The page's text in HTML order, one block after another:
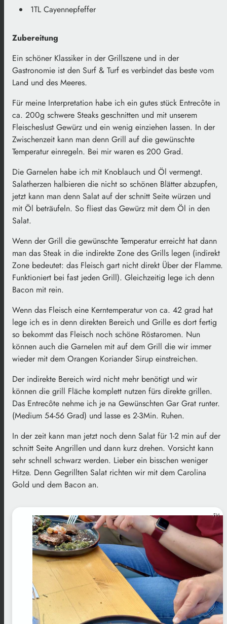
1TL Cayennepfeffer
Zubereitung
Ein schöner Klassiker in der Grillszene und in der
Gastronomie ist den Surf & Turf es verbindet das beste vom
Land und des Meeres.
Für meine Interpretation habe ich ein gutes stück Entrecôte in
ca. 200g schwere Steaks geschnitten und mit unserem
Fleischeslust Gewürz und ein wenig einziehen lassen. In der
Zwischenzeit kann man denn Grill auf die gewünschte
Temperatur einregeln. Bei mir waren es 200 Grad.
Die Garnelen habe ich mit Knoblauch und Öl vermengt.
Salatherzen halbieren die nicht so schönen Blätter abzupfen,
jetzt kann man denn Salat auf der schnitt Seite würzen und
mit Öl beträufeln. So fliest das Gewürz mit dem Öl in den
Salat.
Wenn der Grill die gewünschte Temperatur erreicht hat dann
man das Steak in die indirekte Zone des Grills legen (indirekt
Zone bedeutet: das Fleisch gart nicht direkt Über der Flamme.
Funktioniert bei fast jeden Grill). Gleichzeitig lege ich denn
Bacon mit rein.
Wenn das Fleisch eine Kerntemperatur von ca. 42 grad hat
lege ich es in denn direkten Bereich und Grille es dort fertig
so bekommt das Fleisch noch schöne Röstaromen. Nun
können auch die Garnelen mit auf dem Grill die wir immer
wieder mit dem Orangen Koriander Sirup einstreichen.
Der indirekte Bereich wird nicht mehr benötigt und wir
können die grill Fläche komplett nutzen fürs direkte grillen.
Das Entrecôte nehme ich je na Gewünschten Gar Grat runter.
(Medium 54-56 Grad) und lasse es 2-3Min. Ruhen.
In der zeit kann man jetzt noch denn Salat für 1-2 min auf der
schnitt Seite Angrillen und dann kurz drehen. Vorsicht kann
sehr schnell schwarz werden. Lieber ein bisschen weniger
Hitze. Denn Gegrillten Salat richten wir mit dem Carolina
Gold und dem Bacon an.
FH